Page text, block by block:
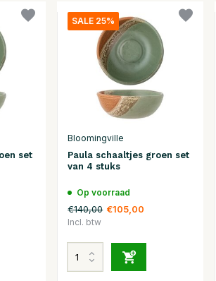
set
SALE 25%
Bloomingville
Paula schaaltjes groen set
van 4 stuks
Op voorraad
€140,00 €105,00
Incl. btw